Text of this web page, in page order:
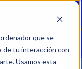
que se
de tu interacción con
Usamos esta